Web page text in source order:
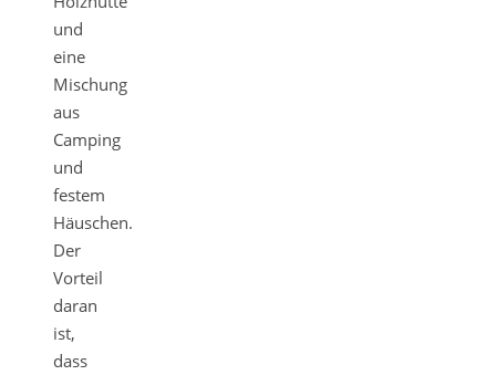
und
eine
Mischung
aus
Camping
und
festem
Häuschen.
Der
Vorteil
daran
ist,
dass